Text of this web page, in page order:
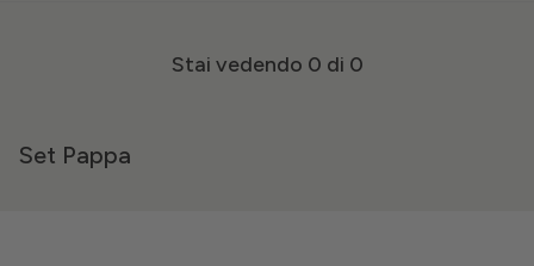
Stai vedendo 0 di 0
Set Pappa